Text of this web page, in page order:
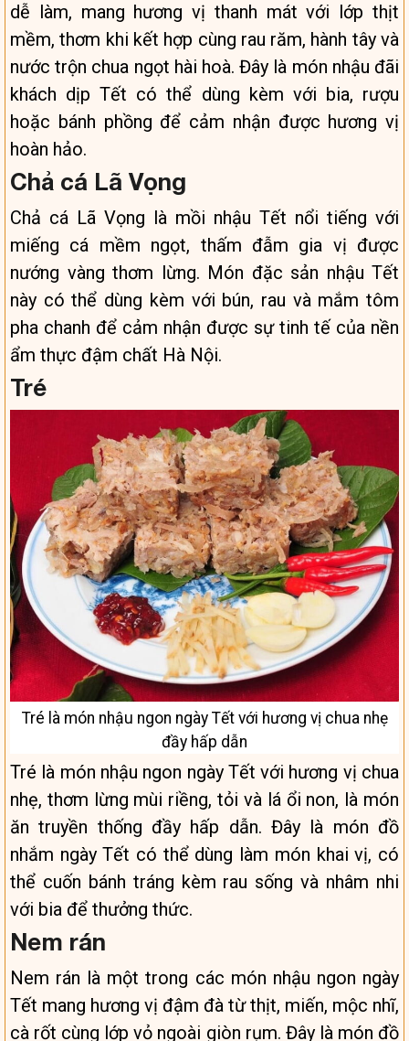
dễ làm, mang hương vị thanh mát với lớp thịt
mềm, thơm khi kết hợp cùng rau răm, hành tây và
nước trộn chua ngọt hài hoà. Đây là món nhậu đãi
khách dịp Tết có thể dùng kèm với bia, rượu
hoặc bánh phồng để cảm nhận được hương vị
hoàn hảo.
Chả cá Lã Vọng
Chả cá Lã Vọng là mồi nhậu Tết nổi tiếng với
miếng cá mềm ngọt, thấm đẫm gia vị được
nướng vàng thơm lừng. Món đặc sản nhậu Tết
này có thể dùng kèm với bún, rau và mắm tôm
pha chanh để cảm nhận được sự tinh tế của nền
ẩm thực đậm chất Hà Nội.
Tré
Tré là món nhậu ngon ngày Tết với hương vị chua nhẹ
đầy hấp dẫn
Tré là món nhậu ngon ngày Tết với hương vị chua
nhẹ, thơm lừng mùi riềng, tỏi và lá ổi non, là món
ăn truyền thống đầy hấp dẫn. Đây là món đồ
nhắm ngày Tết có thể dùng làm món khai vị, có
thể cuốn bánh tráng kèm rau sống và nhâm nhi
với bia để thưởng thức.
Nem rán
Nem rán là một trong các món nhậu ngon ngày
Tết mang hương vị đậm đà từ thịt, miến, mộc nhĩ,
cà rốt cùng lớp vỏ ngoài giòn rụm. Đây là món đồ